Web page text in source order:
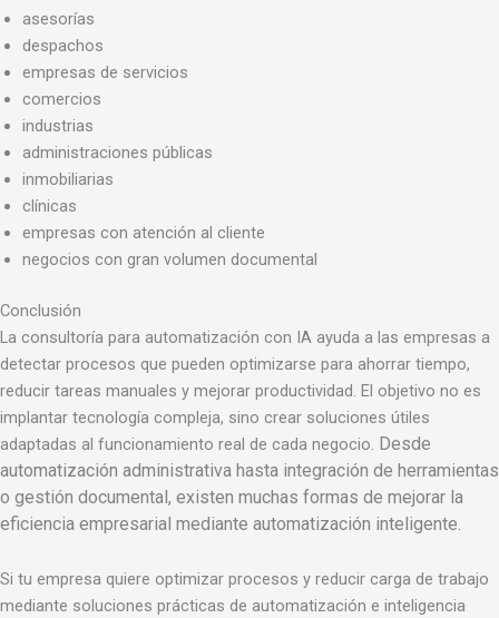
asesorías
despachos
empresas de servicios
comercios
industrias
administraciones públicas
inmobiliarias
clínicas
empresas con atención al cliente
negocios con gran volumen documental
Conclusión
La consultoría para automatización con IA ayuda a las empresas a
detectar procesos que pueden optimizarse para ahorrar tiempo,
reducir tareas manuales y mejorar productividad. El objetivo no es
implantar tecnología compleja, sino crear soluciones útiles
adaptadas al funcionamiento real de cada negocio. Desde
automatización administrativa hasta integración de herramientas
o gestión documental, existen muchas formas de mejorar la
eficiencia empresarial mediante automatización inteligente.
Si tu empresa quiere optimizar procesos y reducir carga de trabajo
mediante soluciones prácticas de automatización e inteligencia